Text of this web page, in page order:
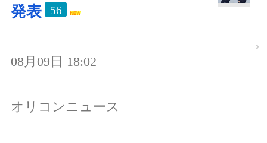
発表
56
08月09日 18:02
オリコンニュース